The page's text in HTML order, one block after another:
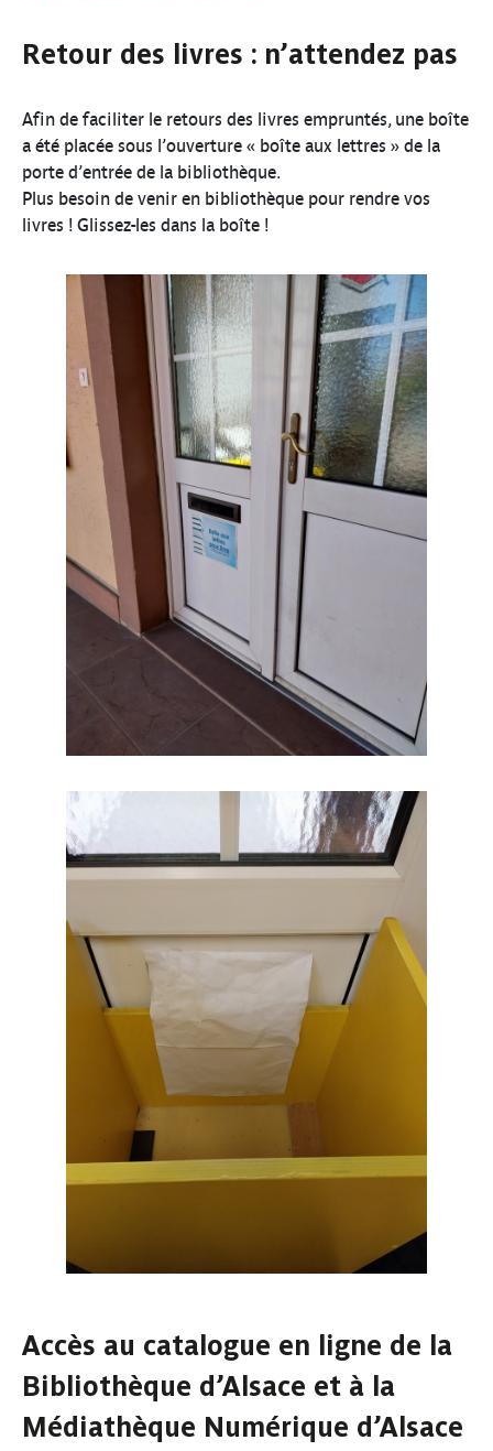
Retour des livres : n’attendez pas
Afin de faciliter le retours des livres empruntés, une boîte
a été placée sous l’ouverture « boîte aux lettres » de la
porte d’entrée de la bibliothèque.
Plus besoin de venir en bibliothèque pour rendre vos
livres ! Glissez-les dans la boîte !
Accès au catalogue en ligne de la
Bibliothèque d’Alsace et à la
Médiathèque Numérique d’Alsace